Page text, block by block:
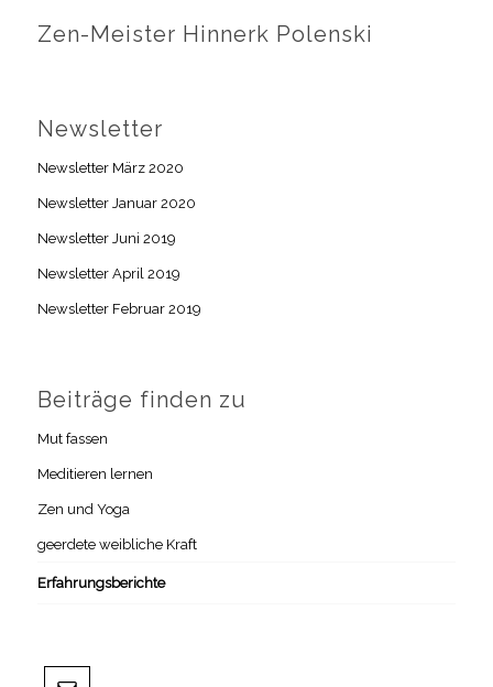
Zen-Meister Hinnerk Polenski
Newsletter
Newsletter März 2020
Newsletter Januar 2020
Newsletter Juni 2019
Newsletter April 2019
Newsletter Februar 2019
Beiträge finden zu
Mut fassen
Meditieren lernen
Zen und Yoga
geerdete weibliche Kraft
Erfahrungsberichte